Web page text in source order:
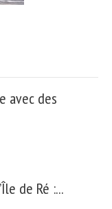
avec des
de Ré :...